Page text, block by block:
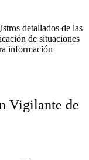
detallados de las
de situaciones
información
Vigilante de